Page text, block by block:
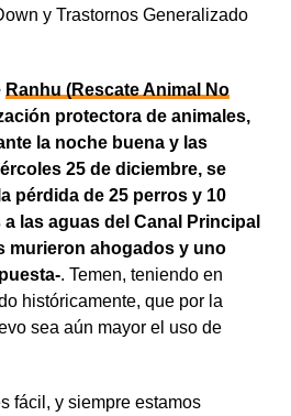
y Trastornos Generalizado
Ranhu (Rescate Animal No
protectora de animales,
la noche buena y las
25 de diciembre, se
pérdida de 25 perros y 10
las aguas del Canal Principal
murieron ahogados y uno
. Temen, teniendo en
históricamente, que por la
sea aún mayor el uso de
fácil, y siempre estamos